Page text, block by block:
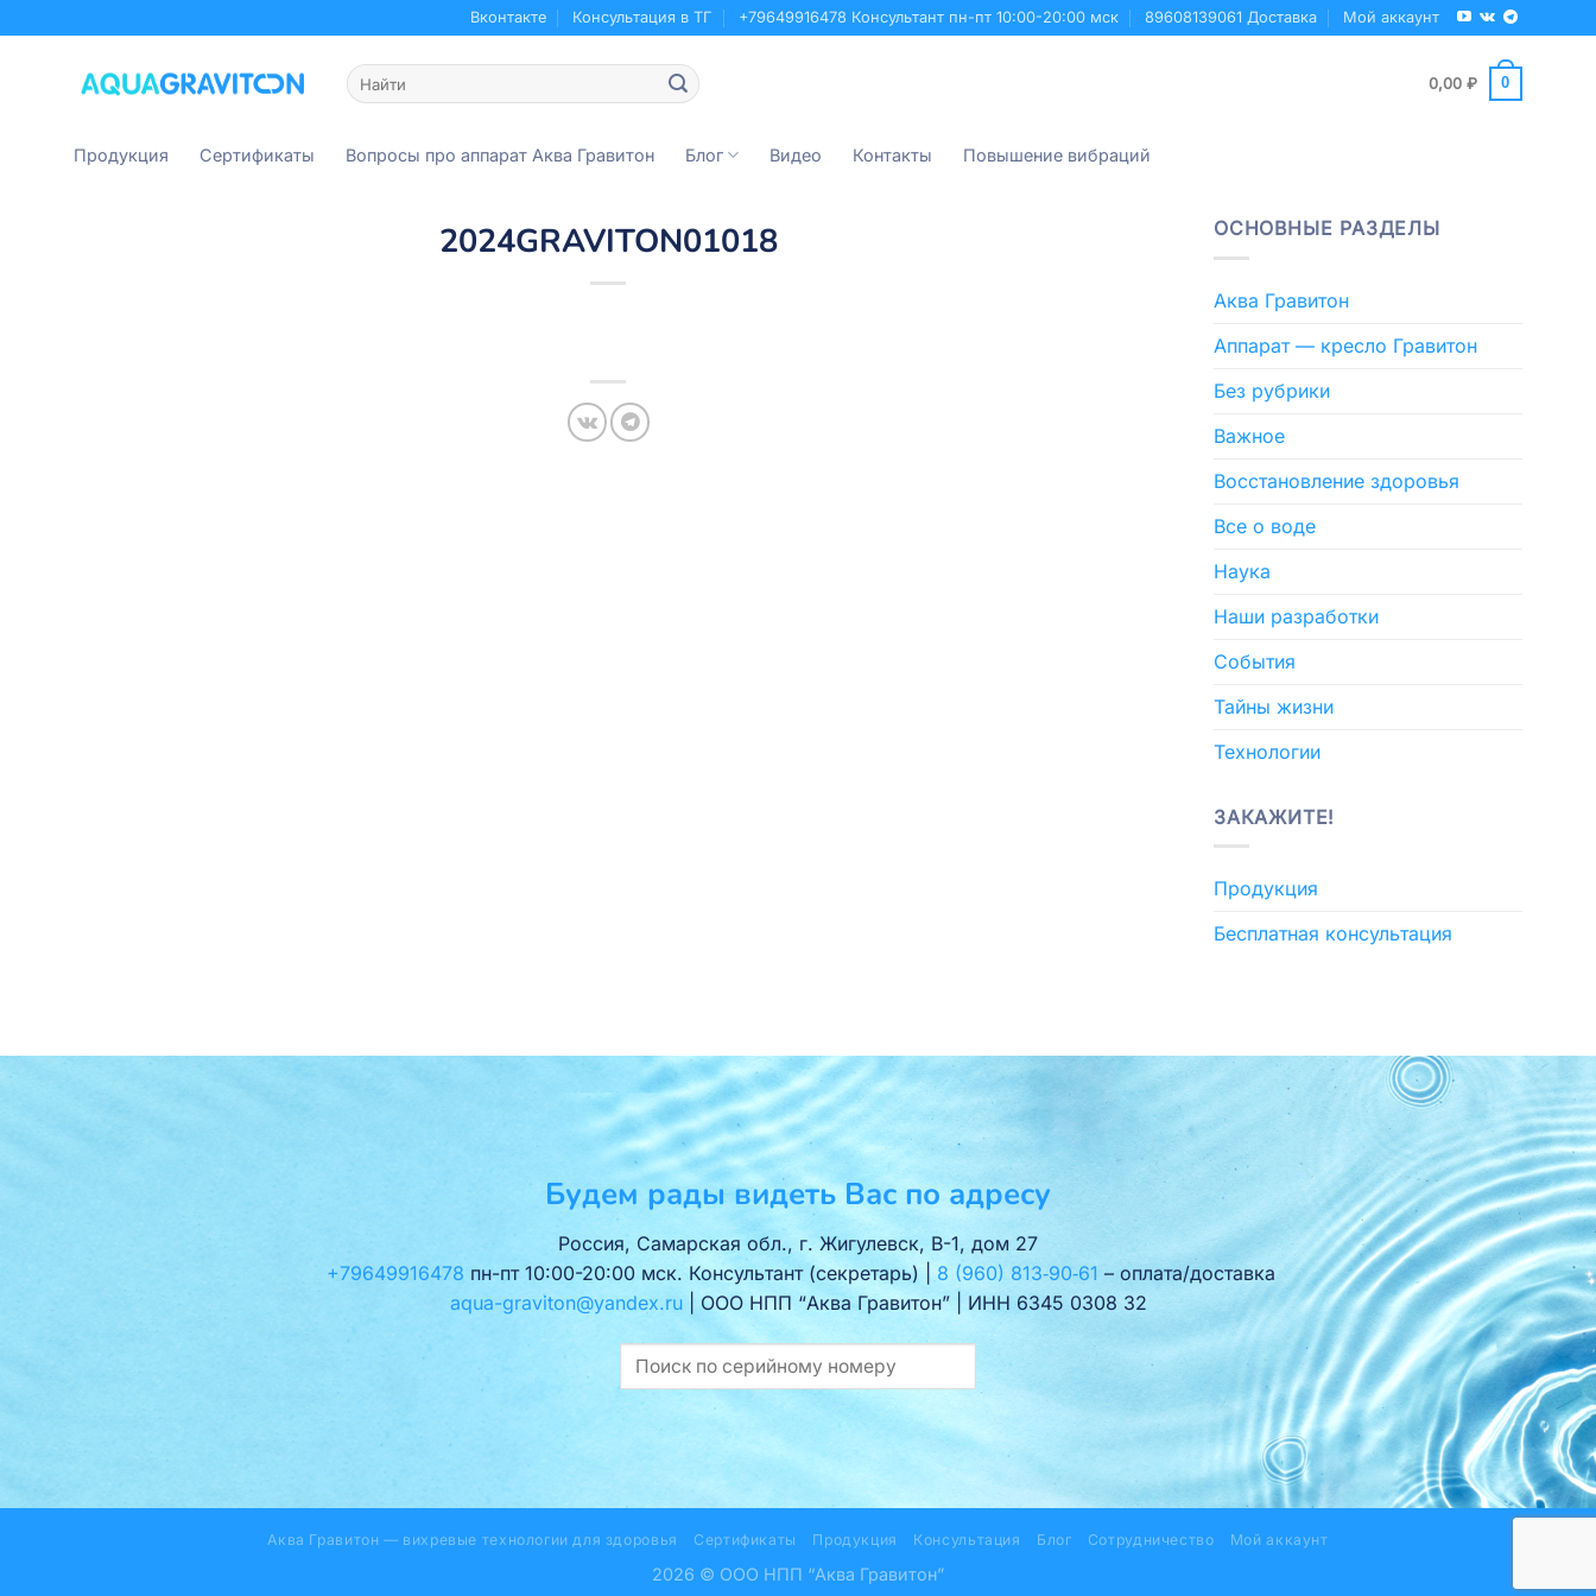
to
Вконтакте Консультация в ТГ +79649916478 Консультант пн-пт 10:00-20:00 мск 89608139061 Доставка Мой аккаунт
Искать:
0,00 ₽ 0
Продукция Сертификаты Вопросы про аппарат Аква Гравитон Блог Видео Контакты Повышение вибраций
2024GRAVITON01018 ОСНОВНЫЕ РАЗДЕЛЫ
Аква Гравитон
Аппарат — кресло Гравитон
Без рубрики
Важное
Восстановление здоровья
Все о воде
Наука
Наши разработки
События
Тайны жизни
Технологии
ЗАКАЖИТЕ!
Продукция
Бесплатная консультация
Будем рады видеть Вас по адресу
Россия, Самарская обл., г. Жигулевск, В-1, дом 27
+79649916478 пн-пт 10:00-20:00 мск. Консультант (секретарь) | 8 (960) 813‑90‑61 – оплата/доставка
aqua-graviton@yandex.ru| ООО НПП “Аква Гравитон” | ИНН 6345 0308 32
Аква Гравитон — вихревые технологии для здоровья Сертификаты Продукция Консультация Блог Сотрудничество Мой аккаунт
2026 © ООО НПП “Аква Гравитон”